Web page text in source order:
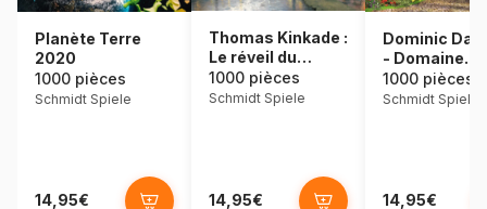
Planète Terre
2020
1000 pièces
Schmidt Spiele
14,95€
Thomas Kinkade :
Le réveil du
village
1000 pièces
Schmidt Spiele
14,95€
Dominic
- Domaine
idyllique
1000 pièces
Schmidt Spiele
14,95€